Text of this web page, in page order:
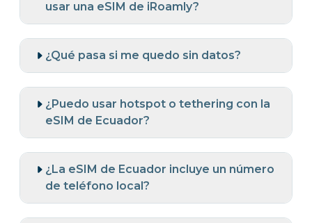
usar una eSIM de iRoamly?
¿Qué pasa si me quedo sin datos?
¿Puedo usar hotspot o tethering con la
eSIM de Ecuador?
¿La eSIM de Ecuador incluye un número
de teléfono local?